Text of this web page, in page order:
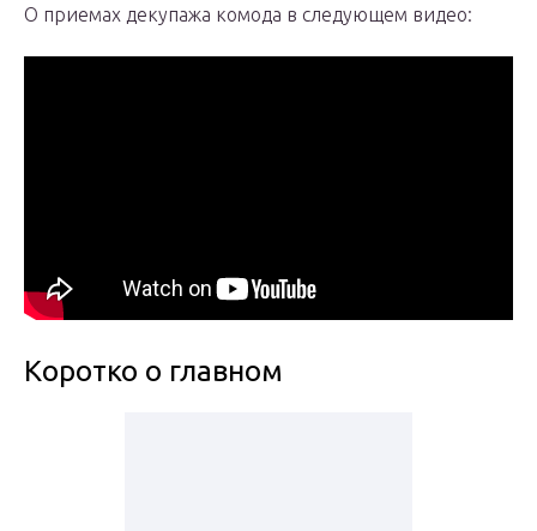
О приемах декупажа комода в следующем видео:
Коротко о главном